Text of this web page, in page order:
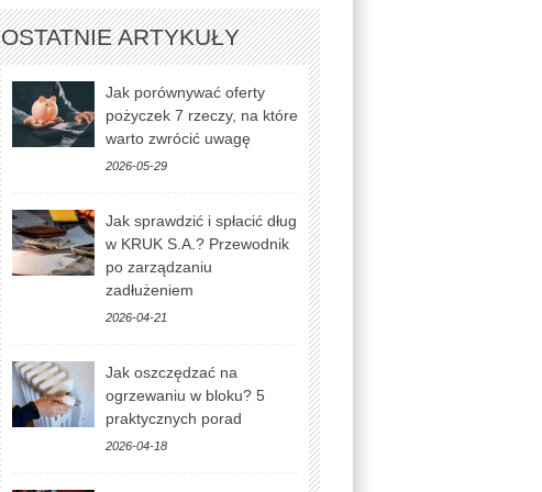
OSTATNIE ARTYKUŁY
Jak porównywać oferty
pożyczek 7 rzeczy, na które
warto zwrócić uwagę
2026-05-29
Jak sprawdzić i spłacić dług
w KRUK S.A.? Przewodnik
po zarządzaniu
zadłużeniem
2026-04-21
Jak oszczędzać na
ogrzewaniu w bloku? 5
praktycznych porad
2026-04-18